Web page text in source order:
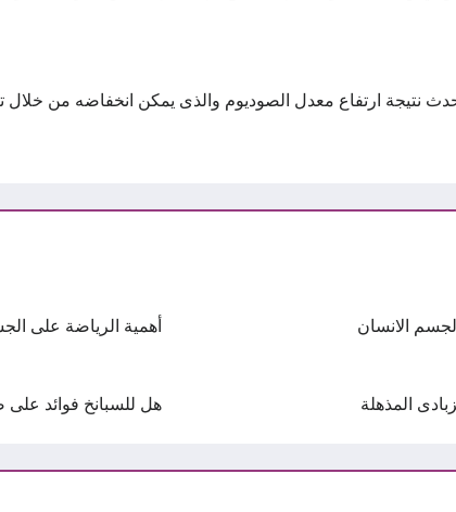
نتيجة ارتفاع معدل الصوديوم والذى يمكن انخفاضه من خلال
لجسم الانسان أهمية الرياضة على
المذهلة هل للسبانخ فوائد على